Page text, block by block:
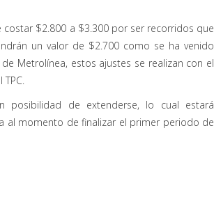
costar $2.800 a $3.300 por ser recorridos que
un valor de $2.700 como se ha venido
Metrolínea, estos ajustes se realizan con el
de extenderse, lo cual estará
al momento de finalizar el primer periodo de